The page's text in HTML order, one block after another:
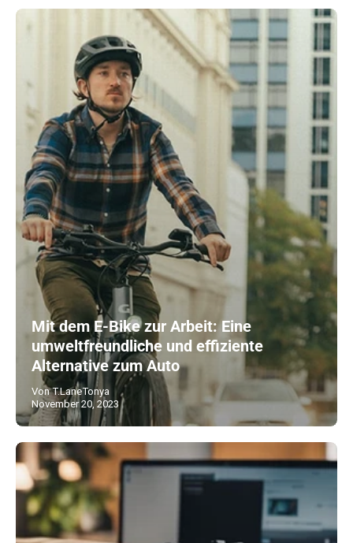
Mit dem E-Bike zur Arbeit: Eine
umweltfreundliche und effiziente
Alternative zum Auto
Von T.LaneTonya
November 20, 2023